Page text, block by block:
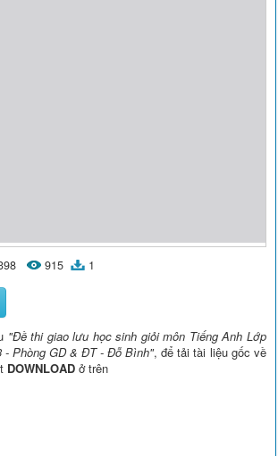
915 1
"Đề thi giao lưu học sinh giỏi môn Tiếng Anh Lớp
- Phòng GD & ĐT - Đỗ Bình", để tải tài liệu gốc về
DOWNLOAD ở trên